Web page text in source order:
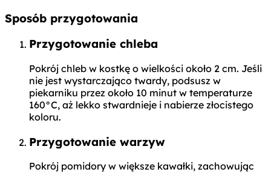
Sposób przygotowania
Przygotowanie chleba
Pokrój chleb w kostkę o wielkości około 2 cm. Jeśli
nie jest wystarczająco twardy, podsusz w
piekarniku przez około 10 minut w temperaturze
160°C, aż lekko stwardnieje i nabierze złocistego
koloru.
Przygotowanie warzyw
Pokrój pomidory w większe kawałki, zachowując